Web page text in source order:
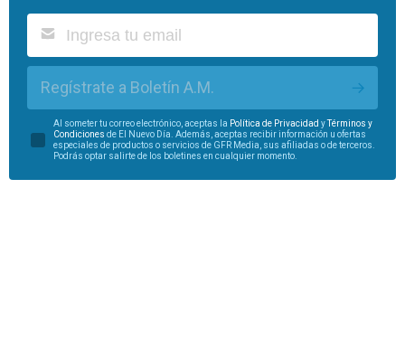
Regístrate a Boletín A.M.
Al someter tu correo electrónico, aceptas la Política de Privacidad yTérminos y
Condiciones de El Nuevo Día. Además, aceptas recibir información u ofertas
especiales de productos o servicios de GFR Media, sus afiliadas o de terceros.
Podrás optar salirte de los boletines en cualquier momento.